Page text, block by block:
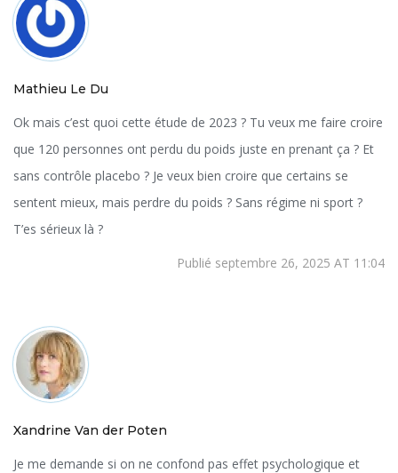
Mathieu Le Du
Ok mais c’est quoi cette étude de 2023 ? Tu veux me faire croire
que 120 personnes ont perdu du poids juste en prenant ça ? Et
sans contrôle placebo ? Je veux bien croire que certains se
sentent mieux, mais perdre du poids ? Sans régime ni sport ?
T’es sérieux là ?
Publié septembre 26, 2025 AT 11:04
Xandrine Van der Poten
Je me demande si on ne confond pas effet psychologique et